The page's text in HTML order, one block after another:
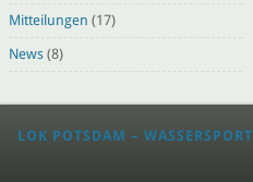
Mitteilungen (17)
News(8)
LOK POTSDAM – WASSERSPORT